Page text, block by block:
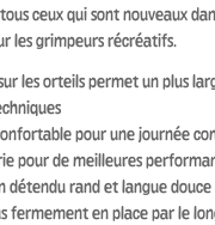
ceux qui sont nouveaux
les grimpeurs récréatifs.
les orteils permet un plus
pour une journée
pour de meilleures
détendu rand et langue
fermement en place par le